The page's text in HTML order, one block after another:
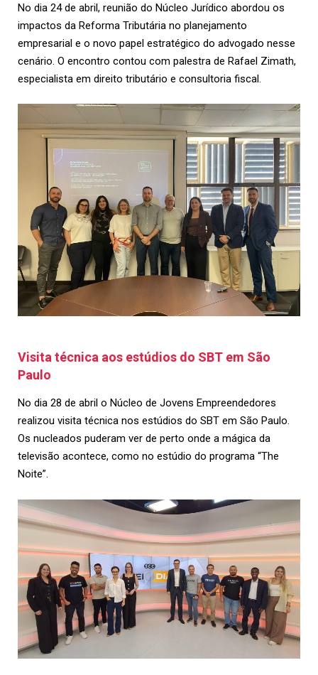
No dia 24 de abril, reunião do Núcleo Jurídico abordou os
impactos da Reforma Tributária no planejamento
empresarial e o novo papel estratégico do advogado nesse
cenário. O encontro contou com palestra de Rafael Zimath,
especialista em direito tributário e consultoria fiscal.
Visita técnica aos estúdios do SBT em São
Paulo
No dia 28 de abril o Núcleo de Jovens Empreendedores
realizou visita técnica nos estúdios do SBT em São Paulo.
Os nucleados puderam ver de perto onde a mágica da
televisão acontece, como no estúdio do programa “The
Noite”.